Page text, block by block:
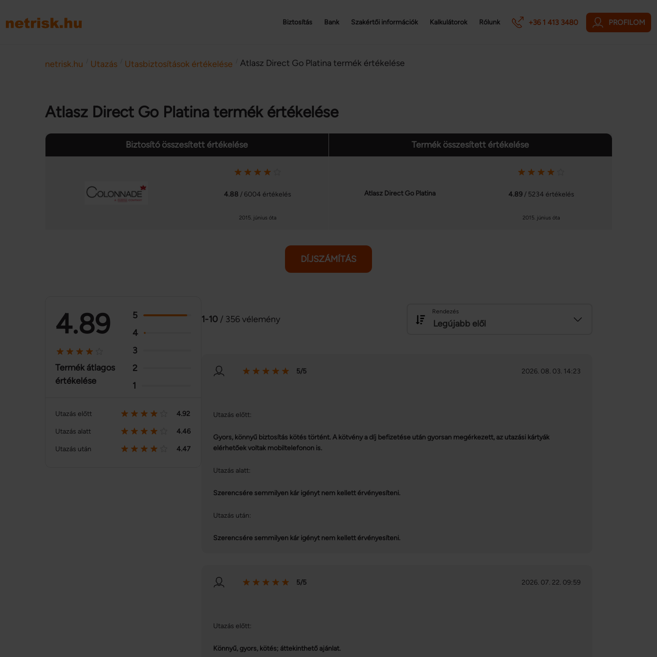
Biztosítás Bank Szakértői információk Kalkulátorok Rólunk +36 1 413 3480 PROFILOM
netrisk.hu Utazás Utasbiztosítások értékelése Atlasz Direct Go Platina termék értékelése
Atlasz Direct Go Platina termék értékelése
Biztosító összesített értékelése
4.88 / 6004 értékelés
2015. június óta
Termék összesített értékelése
Atlasz Direct Go Platina 4.89/ 5234 értékelés
2015. június óta
DÍJSZÁMÍTÁS
4.89
Termék átlagos
értékelése
5
4
3
2
1
Utazás előtt 4.92
Utazás alatt 4.46
Utazás után 4.47
1-10 / 356 vélemény Legújabb elől
Rendezés
5/5 2026. 08. 03. 14:23
Utazás előtt:
Gyors, könnyű biztosítás kötés történt. A kötvény a díj befizetése után gyorsan megérkezett, az utazási kártyák
elérhetőek voltak mobiltelefonon is.
Utazás alatt:
Szerencsére semmilyen kár igényt nem kellett érvényesíteni.
Utazás után:
Szerencsére semmilyen kár igényt nem kellett érvényesíteni.
5/5 2026. 07. 22. 09:59
Utazás előtt:
Könnyű, gyors, kötés; áttekinthető ajánlat.